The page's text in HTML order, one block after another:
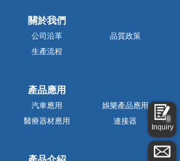
0
Inquiry
關於我們
公司沿革
品質政策
生產流程
產品應用
汽車應用
娛樂產品應用
醫療器材應用 連接器